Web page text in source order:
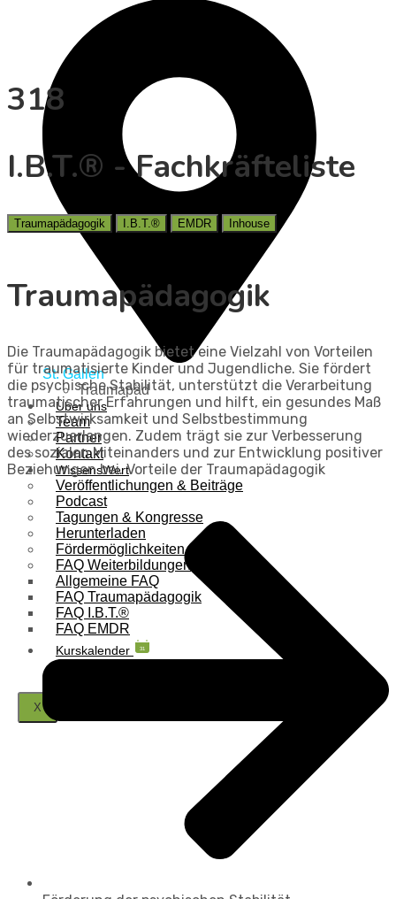
St. Gallen
Traumapäd
Über uns
Team
Partner
Kontakt
WissensWert
Veröffentlichungen & Beiträge
Podcast
Tagungen & Kongresse
Herunterladen
Fördermöglichkeiten
FAQ Weiterbildungen
Allgemeine FAQ
FAQ Traumapädagogik
FAQ I.B.T.®
FAQ EMDR
Kurskalender 31
X
318
I.B.T.® - Fachkräfteliste
Traumapädagogik I.B.T.® EMDR Inhouse
Traumapädagogik
Die Traumapädagogik bietet eine Vielzahl von Vorteilen
für traumatisierte Kinder und Jugendliche. Sie fördert
die psychische Stabilität, unterstützt die Verarbeitung
traumatischer Erfahrungen und hilft, ein gesundes Maß
an Selbstwirksamkeit und Selbstbestimmung
wiederzuerlangen. Zudem trägt sie zur Verbesserung
des sozialen Miteinanders und zur Entwicklung positiver
Beziehungen bei. Vorteile der Traumapädagogik